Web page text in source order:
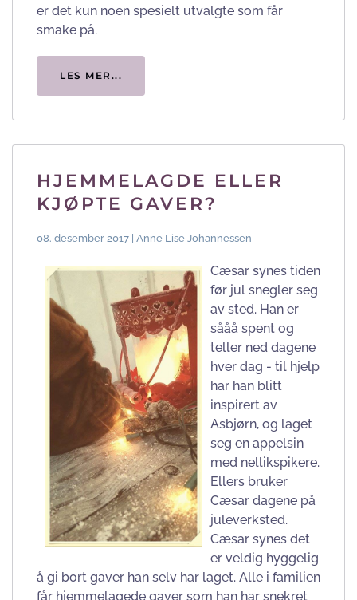
er det kun noen spesielt utvalgte som får
smake på.
LES MER...
HJEMMELAGDE ELLER
KJØPTE GAVER?
08. desember 2017 | Anne Lise Johannessen
Cæsar synes tiden
før jul snegler seg
av sted. Han er
sååå spent og
teller ned dagene
hver dag - til hjelp
har han blitt
inspirert av
Asbjørn, og laget
seg en appelsin
med nellikspikere.
Ellers bruker
Cæsar dagene på
juleverksted.
Cæsar synes det
er veldig hyggelig
å gi bort gaver han selv har laget. Alle i familien
får hjemmelagede gaver som han har snekret